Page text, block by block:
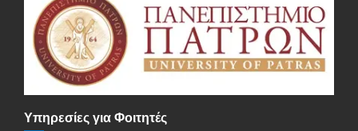
Υπηρεσίες για Φοιτητές